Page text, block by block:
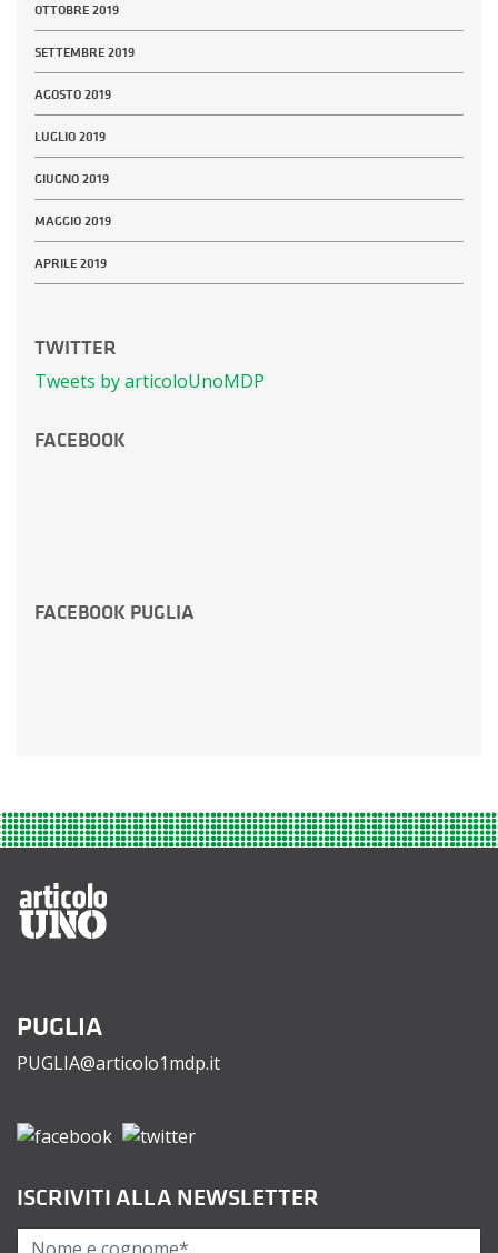
OTTOBRE 2019
SETTEMBRE 2019
AGOSTO 2019
LUGLIO 2019
GIUGNO 2019
MAGGIO 2019
APRILE 2019
TWITTER
Tweets by articoloUnoMDP
FACEBOOK
FACEBOOK PUGLIA
PUGLIA
PUGLIA@articolo1mdp.it
ISCRIVITI ALLA NEWSLETTER